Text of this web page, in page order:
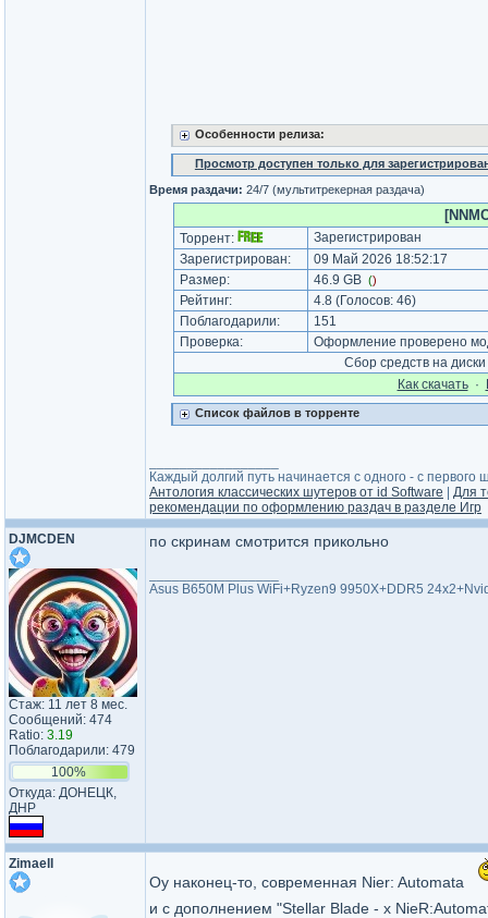
Особенности релиза:
Просмотр доступен только для
Время раздачи: 24/7 (мультитрекерная раздача)
Торрент:
Зарегистрирован
Зарегистрирован:
09 Май 2026 18:52:17
Размер:
46.9 GB ()
Рейтинг: 4.8 (Голосов: 46)
Поблагодарили:
151
Проверка:
Оформление проверено
Сбор средств на
Как cкачать·
Список файлов в торренте
Каждый долгий путь начинается с одного - с первого
Антология классических шутеров от id Software
Для
рекомендации по оформлению раздач в разделе Игр
DJMCDEN
Стаж: 11 лет 8 мес.
Сообщений: 474
Ratio: 3.19
Поблагодарили: 479
100%
Откуда: ДОНЕЦК,
ДНР
по скринам смотрится прикольно
Asus B650M Plus WiFi+Ryzen9 9950X+DDR5
Zimaell
Оу наконец-то, современная Nier: Automata
и с дополнением "Stellar Blade - x